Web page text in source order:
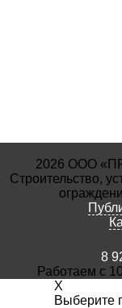
2026 ООО
Строительство,
8
Работаем с
X
Выберите